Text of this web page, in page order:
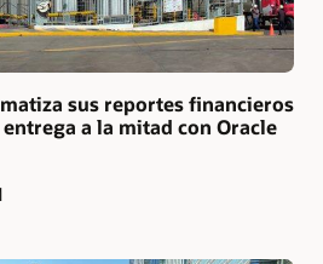
sus reportes financieros
a la mitad con Oracle